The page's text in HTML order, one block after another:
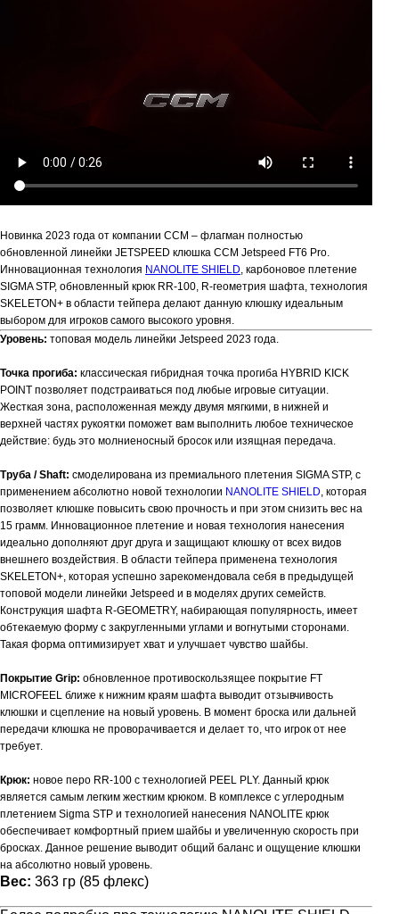
Новинка 2023 года от компании CCM – флагман полностью
обновленной линейки JETSPEED клюшка CCM Jetspeed FT6 Pro.
Инновационная технология NANOLITE SHIELD, карбоновое плетение
SIGMA STP, обновленный крюк RR-100, R-геометрия шафта, технология
SKELETON+ в области тейпера делают данную клюшку идеальным
выбором для игроков самого высокого уровня.
Уровень: топовая модель линейки Jetspeed 2023 года.
Точка прогиба: классическая гибридная точка прогиба HYBRID KICK
POINT позволяет подстраиваться под любые игровые ситуации.
Жесткая зона, расположенная между двумя мягкими, в нижней и
верхней частях рукоятки поможет вам выполнить любое техническое
действие: будь это молниеносный бросок или изящная передача.
Труба / Shaft: смоделирована из премиального плетения SIGMA STP, с
применением абсолютно новой технологии NANOLITE SHIELD, которая
позволяет клюшке повысить свою прочность и при этом снизить вес на
15 грамм. Инновационное плетение и новая технология нанесения
идеально дополняют друг друга и защищают клюшку от всех видов
внешнего воздействия. В области тейпера применена технология
SKELETON+, которая успешно зарекомендовала себя в предыдущей
топовой модели линейки Jetspeed и в моделях других семейств.
Конструкция шафта R-GEOMETRY, набирающая популярность, имеет
обтекаемую форму с закругленными углами и вогнутыми сторонами.
Такая форма оптимизирует хват и улучшает чувство шайбы.
Покрытие Grip: обновленное противоскользящее покрытие FT
MICROFEEL ближе к нижним краям шафта выводит отзывчивость
клюшки и сцепление на новый уровень. В момент броска или дальней
передачи клюшка не проворачивается и делает то, что игрок от нее
требует.
Крюк: новое перо RR-100 с технологией PEEL PLY. Данный крюк
является самым легким жестким крюком. В комплексе с углеродным
плетением Sigma STP и технологией нанесения NANOLITE крюк
обеспечивает комфортный прием шайбы и увеличенную скорость при
бросках. Данное решение выводит общий баланс и ощущение клюшки
на абсолютно новый уровень.
Вес: 363 гр (85 флекс)